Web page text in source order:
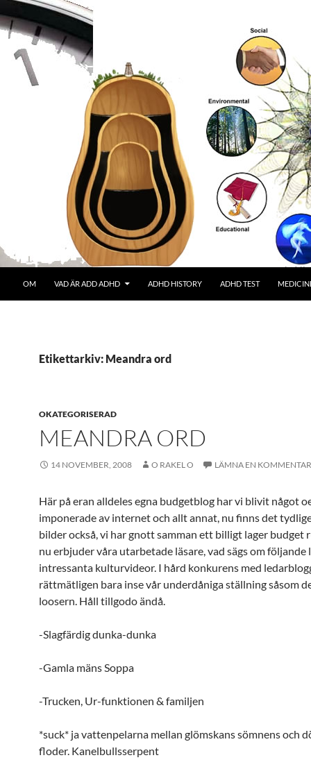
OM VAD ÄR ADD ADHD ADHD HISTORY ADHD TEST
Etikettarkiv: Meandra ord
OKATEGORISERAD
MEANDRA ORD
14 NOVEMBER, 2008 O RAKEL O LÄMNA EN KOMMENTAR
Här på eran alldeles egna budgetblog har vi blivit något
imponerade av internetoch allt annat, nu finns det
bilder också, vi har gnott samman ett billigt lager budget
nu erbjuder våra utarbetade läsare, vad sägs om följande
intressanta kulturvideor. I hård konkurens med
rättmätligen bara inse vår underdåniga ställning såsom
loosern. Håll tillgodo ändå.
-Slagfärdig dunka-dunka
-Gamla mäns Soppa
-Trucken, Ur-funktionen & familjen
*suck* ja vattenpelarna mellan glömskans sömnens och
floder. Kanelbullsserpent